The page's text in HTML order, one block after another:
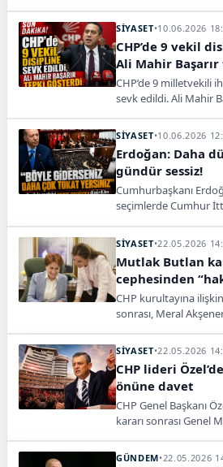
gündem
SİYASET•10.06.2026
CHP’de 9 vekil
Ali Mahir
CHP’de 9 milletvekili
sevk edildi. Ali Mahir
SİYASET•10.06.2026
Erdoğan: Daha
gündür sessiz!
Cumhurbaşkanı
seçimlerde Cumhur
çekti.
SİYASET•22.05.2026
Mutlak Butlan
cephesinden
CHP kurultayına
sonrası, Meral
“Sayın Meral Akşener
SİYASET•22.05.2026
CHP lideri
önüne davet
CHP Genel Başkanı
kararı sonrası Genel
“direnişe” davet etti.v
GÜNDEM•22.05.2026